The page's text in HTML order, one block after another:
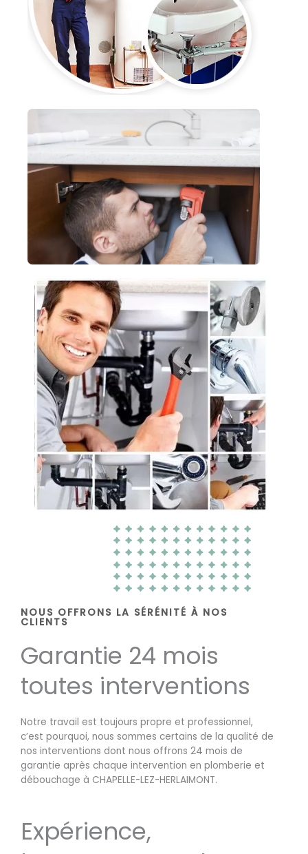
NOUS OFFRONS LA SÉRÉNITÉ À NOS
CLIENTS
Garantie 24 mois
toutes interventions
Notre travail est toujours propre et professionnel,
c’est pourquoi, nous sommes certains de la qualité de
nos interventions dont nous offrons 24 mois de
garantie après chaque intervention en plomberie et
débouchage à CHAPELLE-LEZ-HERLAIMONT.
Expérience,